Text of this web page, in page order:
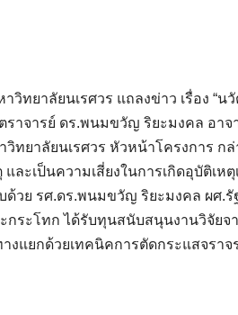
ทยาลัยนเรศวร แถลงข่าว เรื่อง “น
ราจารย์ ดร.พนมขวัญ ริยะมงคล อา
ยาลัยนเรศวร หัวหน้าโครงการ กล่า
ละเป็นความเสี่ยงในการเกิดอุบัติเห
วย รศ.ดร.พนมขวัญ ริยะมงคล ผศ.
ระโทก ได้รับทุนสนับสนุนงานวิจัยจ
งแยกด้วยเทคนิคการตัดกระแสจราจ